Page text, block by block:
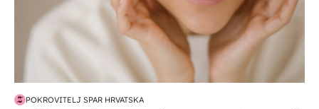
POKROVITELJ SPAR HRVATSKA